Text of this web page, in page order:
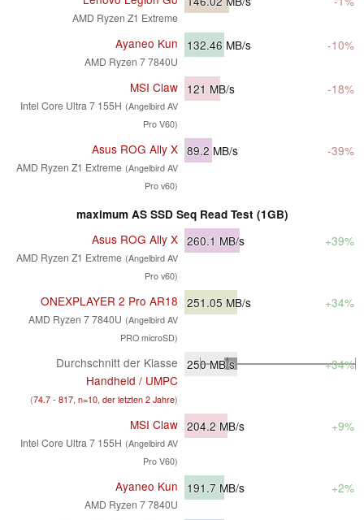
AMD Ryzen Z1 Extreme
Ayaneo Kun
AMD Ryzen 7 7840U
132.46 MB/s -10%
MSI Claw
Intel Core Ultra 7 155H (Angelbird AV
Pro V60)
121 MB/s -18%
Asus ROG Ally X
AMD Ryzen Z1 Extreme (Angelbird AV
Pro v60)
89.2 MB/s -39%
maximum AS SSD Seq Read Test (1GB)
Asus ROG Ally X
AMD Ryzen Z1 Extreme (Angelbird AV
Pro v60)
260.1 MB/s +39%
ONEXPLAYER 2 Pro AR18
AMD Ryzen 7 7840U (Angelbird AV
PRO microSD)
251.05 MB/s +34%
Durchschnitt der Klasse
Handheld / UMPC
(74.7 - 817, n=10, der letzten 2 Jahre)
250MB/s +34%
MSI Claw
Intel Core Ultra 7 155H (Angelbird AV
Pro V60)
204.2 MB/s +9%
Ayaneo Kun
AMD Ryzen 7 7840U
191.7 MB/s +2%